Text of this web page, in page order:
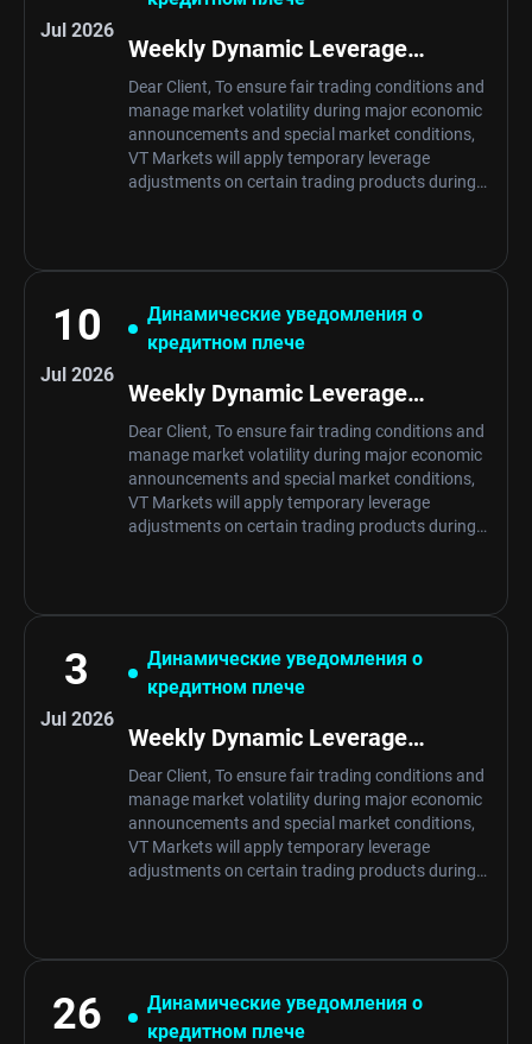
Jul 2026
Weekly Dynamic Leverage
Schedule Notification
Dear Client, To ensure fair trading conditions and
manage market volatility during major economic
announcements and special market conditions,
VT Markets will apply temporary leverage
adjustments on certain trading products during
10
Jul 2026
Динамические уведомления о
кредитном плече
Weekly Dynamic Leverage
Schedule Notification
Dear Client, To ensure fair trading conditions and
manage market volatility during major economic
announcements and special market conditions,
VT Markets will apply temporary leverage
adjustments on certain trading products during
3
Jul 2026
Динамические уведомления о
кредитном плече
Weekly Dynamic Leverage
Schedule Notification
Dear Client, To ensure fair trading conditions and
manage market volatility during major economic
announcements and special market conditions,
VT Markets will apply temporary leverage
adjustments on certain trading products during
26
Динамические уведомления о
кредитном плече